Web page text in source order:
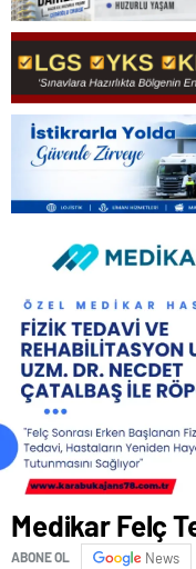
Medikar Felç
ABONE OL News